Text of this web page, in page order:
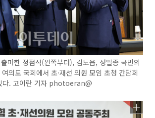
마한 정점식(왼쪽부터), 김도읍, 성일종 국민의
의도 국회에서 초·재선 의원 모임 초청 간담회
다. 고이란 기자 photoeran@